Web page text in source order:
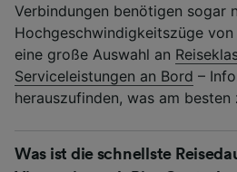
Verbindungen benötigen sogar
Hochgeschwindigkeitszüge
eine große Auswahl an
Serviceleistungen an Bord –
herauszufinden, was am besten
Was ist die schnellste